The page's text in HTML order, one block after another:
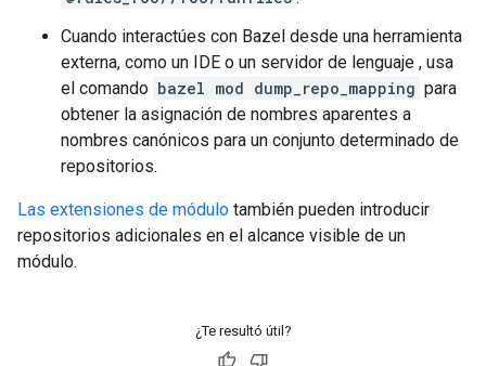
Cuando interactúes con Bazel desde una herramienta
externa, como un IDE o un servidor de lenguaje , usa
el comando bazel mod dump_repo_mapping para
obtener la asignación de nombres aparentes a
nombres canónicos para un conjunto determinado de
repositorios.
Las extensiones de módulo también pueden introducir
repositorios adicionales en el alcance visible de un
módulo.
¿Te resultó útil?